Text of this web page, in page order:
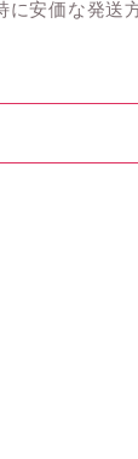
安価な発送